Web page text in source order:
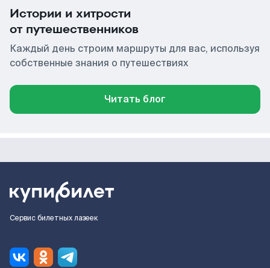
Истории и хитрости
от путешественников
Каждый день строим маршруты для вас, используя
собственные знания о путешествиях
Читать блог
Сервис билетных лазеек